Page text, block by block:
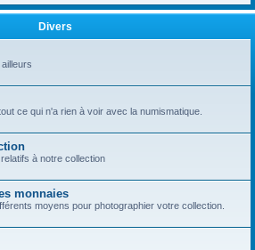
Divers
ce qui n'a rien à voir avec la numismatique.
à notre collection
monnaies
moyens pour photographier votre collection.